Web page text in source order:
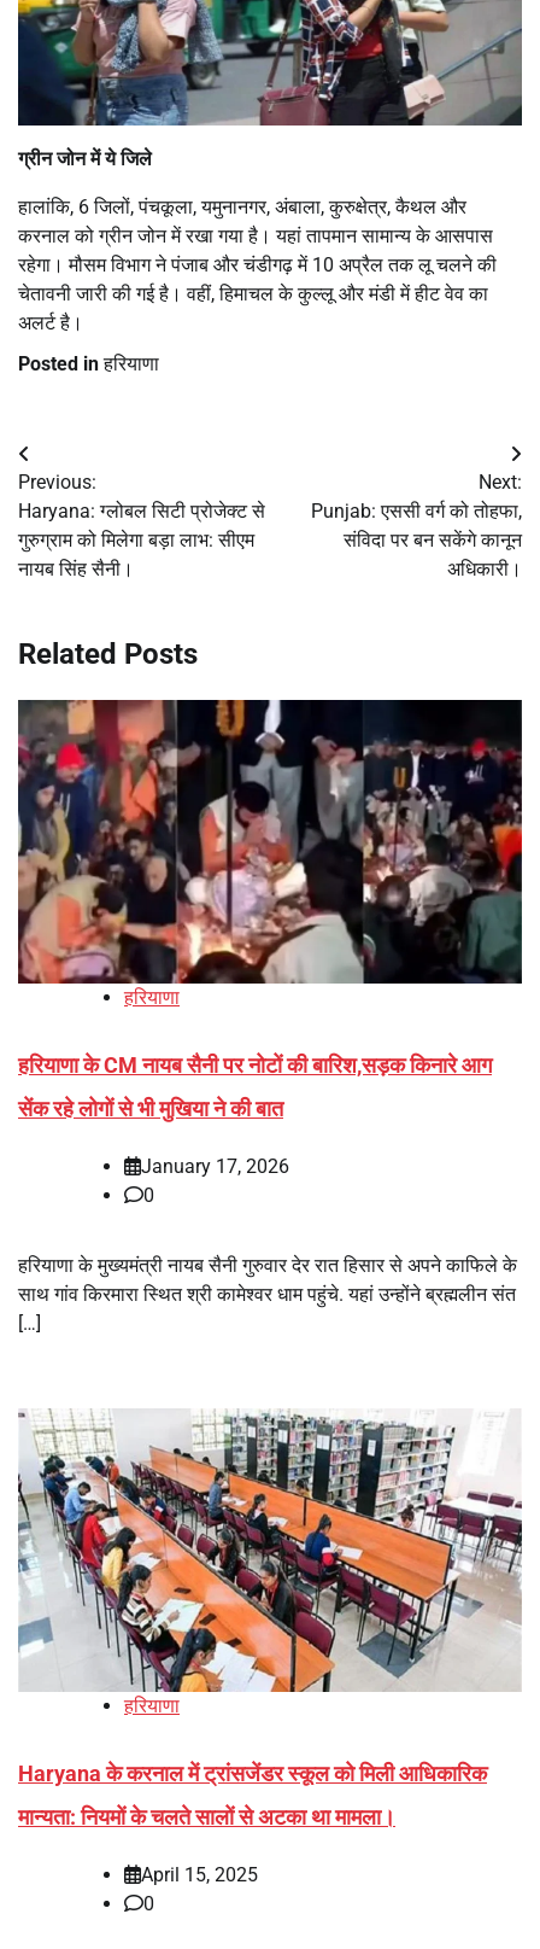
ग्रीन जोन में ये जिले
हालांकि, 6 जिलों, पंचकूला, यमुनानगर, अंबाला, कुरुक्षेत्र, कैथल और
करनाल को ग्रीन जोन में रखा गया है। यहां तापमान सामान्य के आसपास
रहेगा। मौसम विभाग ने पंजाब और चंडीगढ़ में 10 अप्रैल तक लू चलने की
चेतावनी जारी की गई है। वहीं, हिमाचल के कुल्लू और मंडी में हीट वेव का
अलर्ट है।
Posted inहरियाणा
Post
navigation
Previous:
Haryana: ग्लोबल सिटी प्रोजेक्ट से
गुरुग्राम को मिलेगा बड़ा लाभ: सीएम
नायब सिंह सैनी।
Next:
Punjab: एससी वर्ग को तोहफा,
संविदा पर बन सकेंगे कानून
अधिकारी।
Related Posts
हरियाणा
हरियाणा के CM नायब सैनी पर नोटों की बारिश,सड़क किनारे आग
सेंक रहे लोगों से भी मुखिया ने की बात
January 17, 2026
0
हरियाणा के मुख्यमंत्री नायब सैनी गुरुवार देर रात हिसार से अपने काफिले के
साथ गांव किरमारा स्थित श्री कामेश्वर धाम पहुंचे. यहां उन्होंने ब्रह्मलीन संत
[…]
हरियाणा
Haryana के करनाल में ट्रांसजेंडर स्कूल को मिली आधिकारिक
मान्यता: नियमों के चलते सालों से अटका था मामला।
April 15, 2025
0